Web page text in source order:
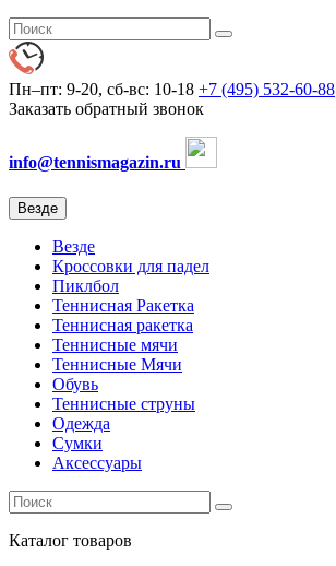
Пн–пт: 9-20, сб-вс: 10-18 +7 (495) 532-60-88
Заказать обратный звонок
info@tennismagazin.ru
Везде
Везде
Кроссовки для падел
Пиклбол
Теннисная Ракетка
Теннисная ракетка
Теннисные мячи
Теннисные Мячи
Обувь
Теннисные струны
Одежда
Сумки
Аксессуары
Каталог товаров